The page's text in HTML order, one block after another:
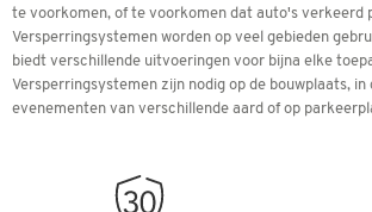
te voorkomen, of te voorkomen dat auto's verkeerd
Versperringsystemen worden op veel gebieden
biedt verschillende uitvoeringen voor bijna elke
Versperringsystemen zijn nodig op de bouwplaats, in
evenementen van verschillende aard of op